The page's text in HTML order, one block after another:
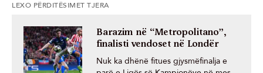
LEXO PËRDITËSIMET TJERA
Barazim në “Metropolitano”,
finalisti vendoset në Londër
Nuk ka dhënë fitues gjysmëfinalja e